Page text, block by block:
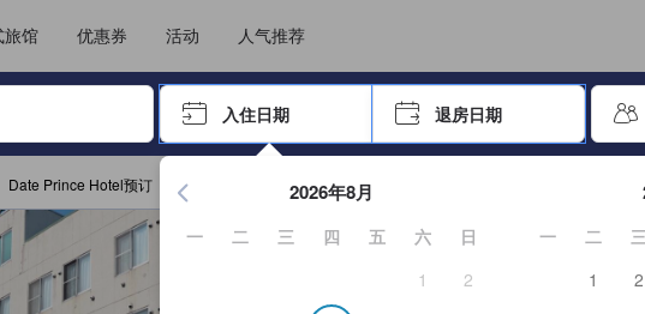
旅馆 优惠券 活动 人气推荐
tab 键以移动，点击 Enter 键以选择
入住日期 退房日期
按 Enter 键开始浏览日期选择器。使用箭头键浏览入住和退房日
2026年8月
一 二 三 四 五 六
日
1
2
一 二
1
2
Date Prince Hotel预订